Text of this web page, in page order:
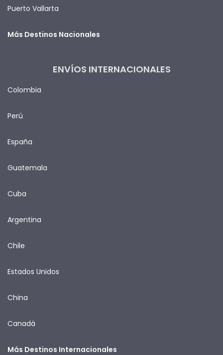
Puerto Vallarta
Más Destinos Nacionales
ENVÍOS INTERNACIONALES
Colombia
Perú
España
Guatemala
Cuba
Argentina
Chile
Estados Unidos
China
Canadá
Más Destinos Internacionales